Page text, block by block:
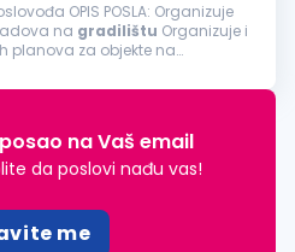
OPIS POSLA: Organizuje
na gradilištu Organizuje i
planova za objekte na
na Vaš email
da poslovi nađu vas!
me